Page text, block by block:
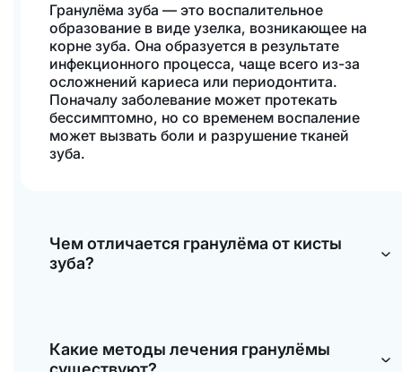
Гранулёма зуба — это воспалительное
образование в виде узелка, возникающее на
корне зуба. Она образуется в результате
инфекционного процесса, чаще всего из-за
осложнений кариеса или периодонтита.
Поначалу заболевание может протекать
бессимптомно, но со временем воспаление
может вызвать боли и разрушение тканей
зуба​.
Чем отличается гранулёма от кисты
зуба?
более серьёзное развитие. Киста обычно
имеет большую полость, заполненную
Какие методы лечения гранулёмы